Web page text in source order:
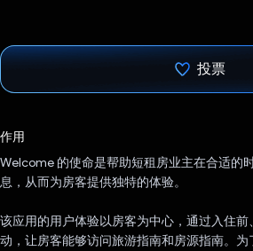
投票
作用
Welcome 的使命是帮助短租房业主在合适的
息，从而为房客提供独特的体验。
该应用的用户体验以房客为中心，通过入住
动，让房客能够访问旅游指南和房源指南。